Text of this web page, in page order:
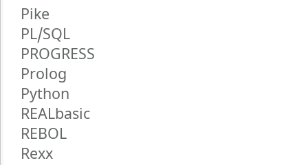
Pike
PL/SQL
PROGRESS
Prolog
Python
REALbasic
REBOL
Rexx